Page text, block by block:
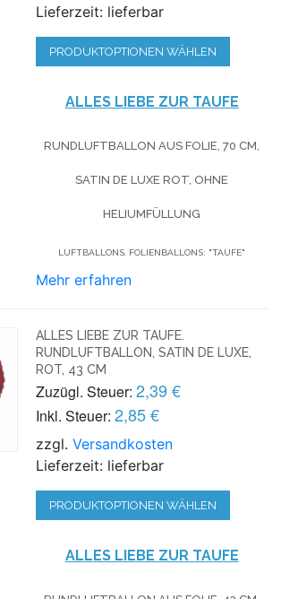
Lieferzeit: lieferbar
PRODUKTOPTIONEN WÄHLEN
ALLES LIEBE ZUR TAUFE
RUNDLUFTBALLON AUS FOLIE, 70 CM,
SATIN DE LUXE ROT, OHNE
HELIUMFÜLLUNG
LUFTBALLONS, FOLIENBALLONS: "TAUFE"
Mehr erfahren
ALLES LIEBE ZUR TAUFE.
RUNDLUFTBALLON, SATIN DE LUXE,
ROT, 43 CM
Zuzügl. Steuer: 2,39 €
Inkl. Steuer: 2,85 €
zzgl.Versandkosten
Lieferzeit: lieferbar
PRODUKTOPTIONEN WÄHLEN
ALLES LIEBE ZUR TAUFE